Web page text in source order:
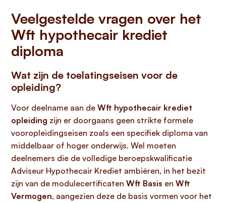
Veelgestelde vragen over het
Wft hypothecair krediet
diploma
Wat zijn de toelatingseisen voor de
opleiding?
Voor deelname aan de Wft hypothecair krediet
opleiding zijn er doorgaans geen strikte formele
vooropleidingseisen zoals een specifiek diploma van
middelbaar of hoger onderwijs. Wel moeten
deelnemers die de volledige beroepskwalificatie
Adviseur Hypothecair Krediet ambiëren, in het bezit
zijn van de modulecertificaten Wft Basis en Wft
Vermogen, aangezien deze de basis vormen voor het